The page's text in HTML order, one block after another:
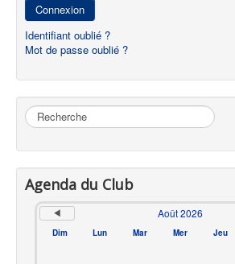
Connexion
Identifiant oublié ?
Mot de passe oublié ?
Rechercher
Agenda du Club
Août 2026
Dim Lun Mar Mer Jeu